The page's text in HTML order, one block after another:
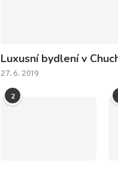
Luxusní bydlení v
27. 6. 2019
2